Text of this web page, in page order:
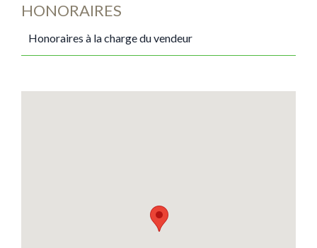
HONORAIRES
Honoraires à la charge du vendeur